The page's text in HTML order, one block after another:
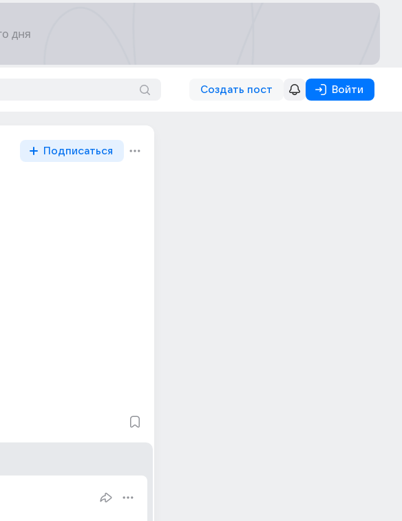
Создать пост Войти
Подписаться